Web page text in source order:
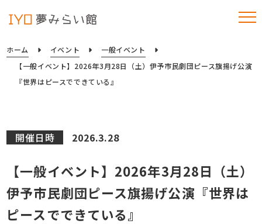
ホーム イベント
一般イベント
【一般イベント】2026年3月28日（土）伊予市民劇団ピース旗揚げ公演
『世界はピースでできている』
開催日時 2026.3.28
【一般イベント】2026年3月28日（土）
伊予市民劇団ピース旗揚げ公演『世界は
ピースでできている』